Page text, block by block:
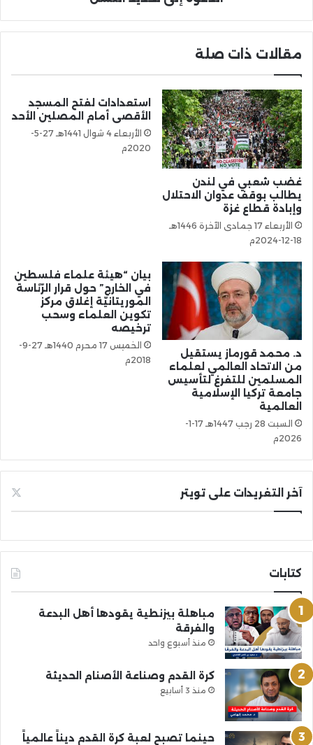
مقالات ذات صلة
غضب شعبي في لندن
يطالب بوقف عدوان الاحتلال
وإبادة قطاع غزة
الأربعاء 17 جمادى الآخرة 1446هـ
18-12-2024م
استعدادات لفتح المسجد
الأقصى أمام المصلين الأحد
الأربعاء 4 شوال 1441هـ 27-5-
2020م
د. محمد قورماز يستقيل
من الاتحاد العالمي لعلماء
المسلمين للتفرغ لتأسيس
جامعة تركيا الإسلامية
العالمية
السبت 28 رجب 1447هـ 17-1-
2026م
بيان “هيئة علماء فلسطين
في الخارج” حول قرار الرّئاسة
الموريتانيّة إغلاق مركز
تكوين العلماء وسحب
ترخيصه
الخميس 17 محرم 1440هـ 27-9-
2018م
آخر التغريدات على تويتر
كتابات
مباهلة بيزنطية يقودها أهل البدعة
والفرقة
منذ أسبوع واحد
كرة القدم وصناعة الأصنام الحديثة
منذ 3 أسابيع
حينما تصبح لعبة كرة القدم ديناً عالمياً